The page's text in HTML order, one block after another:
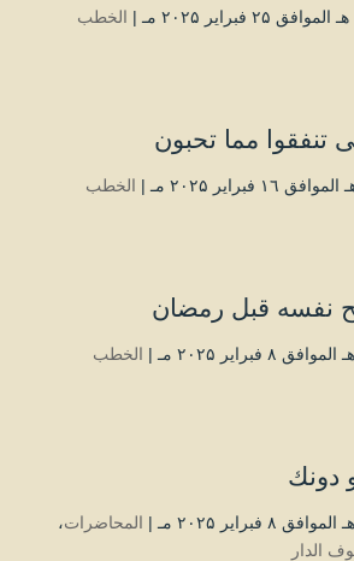
الخطب
تنفقوا مما تحبون
الخطب
نفسه قبل رمضان
الخطب
دونك
المحاضرات،
الدار